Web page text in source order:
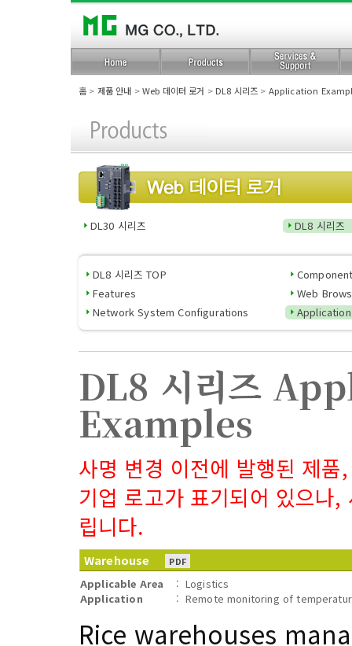
홈 > 제품 안내 >Web 데이터 로거 > DL8 시리즈 > Application
DL30 시리즈 DL8 시리즈
DL8 시리즈 TOP
Features
Web
Network System Configurations
DL8 시리즈
Examples
사명 변경 이전에 발행된 제
기업 로고가 표기되어 있으나
립니다.
Warehouse PDF
Applicable Area : Logistics
Application
: Remote monitoring of
Rice warehouses